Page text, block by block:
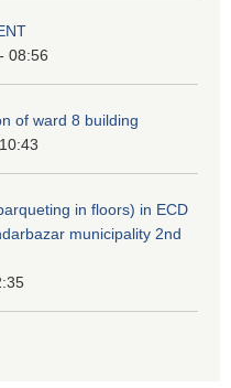
08:56
of ward 8 building
in floors) in ECD
municipality 2nd